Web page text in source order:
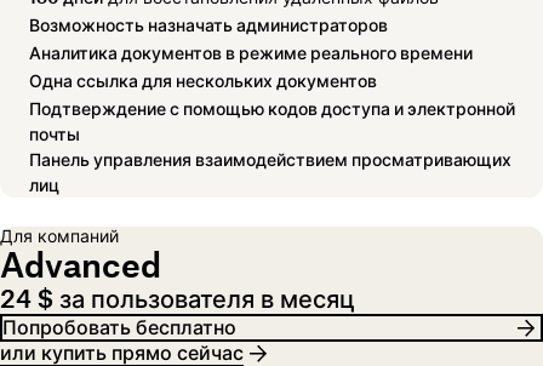
Возможность назначать администраторов
Аналитика документов в режиме реального времени
Одна ссылка для нескольких документов
Подтверждение с помощью кодов доступа и электронной
почты
Панель управления взаимодействием просматривающих
лиц
Для компаний
Advanced
24 $ за пользователя в месяц
Попробовать бесплатно
или купить прямо сейчас